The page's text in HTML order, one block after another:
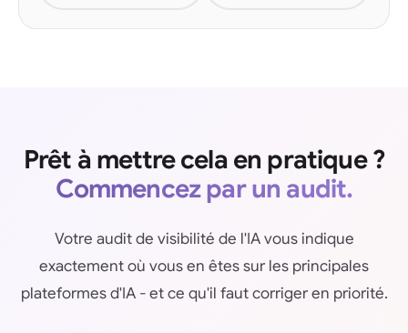
Prêt à mettre cela en pratique ?
Commencez par un audit.
Votre audit de visibilité de l'IA vous indique
exactement où vous en êtes sur les principales
plateformes d'IA - et ce qu'il faut corriger en priorité.